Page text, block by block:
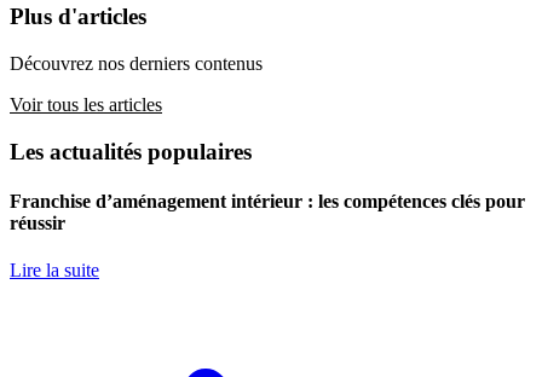
Plus d'articles
Découvrez nos derniers contenus
Voir tous les articles
Les actualités populaires
Franchise d’aménagement intérieur : les compétences clés pour
réussir
Lire la suite